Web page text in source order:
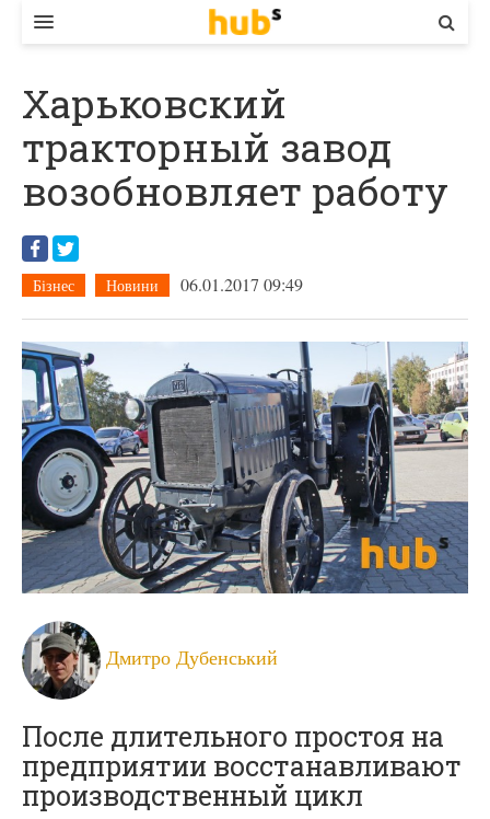
ЕКОНОМІКА
БІЗНЕС
СТАРТЕР
КОНТАКТИ
Харьковский
тракторный завод
возобновляет работу
Бізнес Новини 06.01.2017 09:49
Дмитро Дубенський
После длительного простоя на
предприятии восстанавливают
производственный цикл